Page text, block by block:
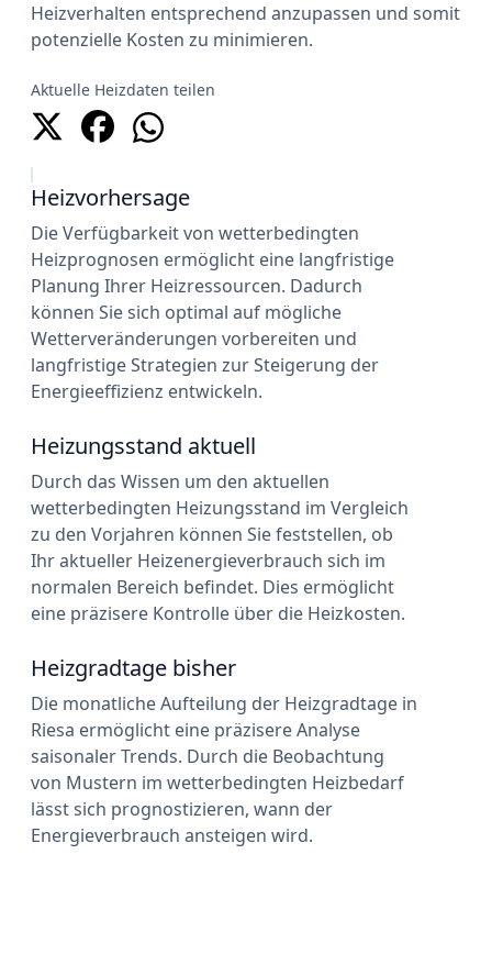
Heizverhalten entsprechend anzupassen und somit
potenzielle Kosten zu minimieren.
Aktuelle Heizdaten teilen
Heizvorhersage
Die Verfügbarkeit von wetterbedingten
Heizprognosen ermöglicht eine langfristige
Planung Ihrer Heizressourcen. Dadurch
können Sie sich optimal auf mögliche
Wetterveränderungen vorbereiten und
langfristige Strategien zur Steigerung der
Energieeffizienz entwickeln.
Heizungsstand aktuell
Durch das Wissen um den aktuellen
wetterbedingten Heizungsstand im Vergleich
zu den Vorjahren können Sie feststellen, ob
Ihr aktueller Heizenergieverbrauch sich im
normalen Bereich befindet. Dies ermöglicht
eine präzisere Kontrolle über die Heizkosten.
Heizgradtage bisher
Die monatliche Aufteilung der Heizgradtage in
Riesa ermöglicht eine präzisere Analyse
saisonaler Trends. Durch die Beobachtung
von Mustern im wetterbedingten Heizbedarf
lässt sich prognostizieren, wann der
Energieverbrauch ansteigen wird.